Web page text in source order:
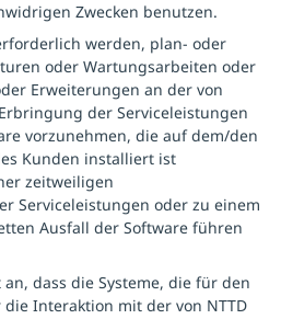
Zwecken benutzen.
werden, plan- oder
oder Wartungsarbeiten oder
Erweiterungen an der von
der Serviceleistungen
vorzunehmen, die auf dem/den
Kunden installiert ist
zeitweiligen
Serviceleistungen oder zu einem
Ausfall der Software führen
dass die Systeme, die für den
Interaktion mit der von NTTD